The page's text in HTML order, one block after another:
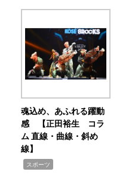
魂込め、あふれる躍動
感 【正田裕生 コラ
ム 直線・曲線・斜め
線】
スポーツ